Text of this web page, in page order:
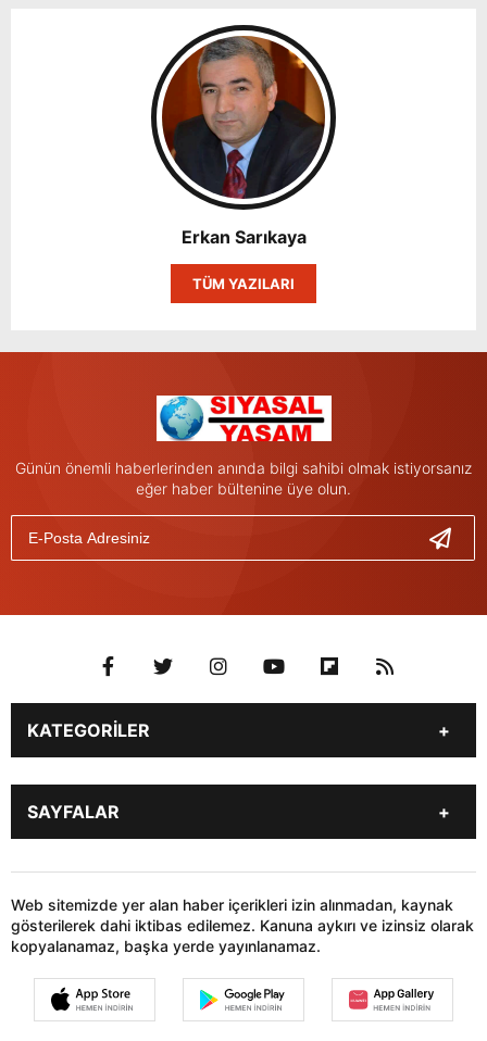
Erkan Sarıkaya
TÜM YAZILARI
Günün önemli haberlerinden anında bilgi sahibi olmak istiyorsanız
eğer haber bültenine üye olun.
KATEGORİLER
Genel
Gündem
Son Dakika
İstanbul
Stk
Siyaset
Dünya
Sağlık
Teknoloji
SAYFALAR
HABER GÖNDER
Web sitemizde yer alan haber içerikleri izin alınmadan, kaynak
gösterilerek dahi iktibas edilemez. Kanuna aykırı ve izinsiz olarak
kopyalanamaz, başka yerde yayınlanamaz.